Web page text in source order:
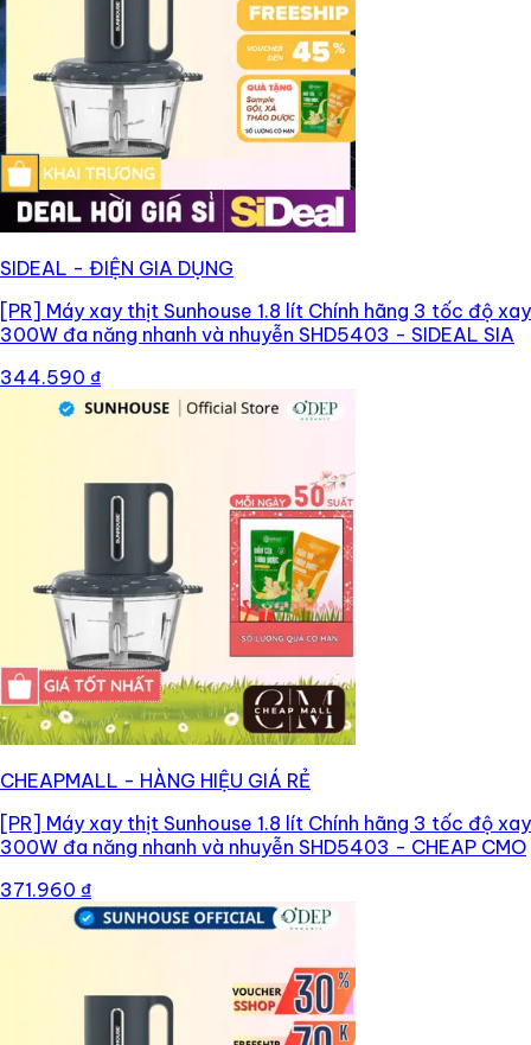
SIDEAL - ĐIỆN GIA DỤNG
[PR] Máy xay thịt Sunhouse 1.8 lít Chính hãng 3 tốc độ xay
300W đa năng nhanh và nhuyễn SHD5403 - SIDEAL SIA
344.590 ₫
CHEAPMALL - HÀNG HIỆU GIÁ RẺ
[PR] Máy xay thịt Sunhouse 1.8 lít Chính hãng 3 tốc độ xay
300W đa năng nhanh và nhuyễn SHD5403 - CHEAP CMO
371.960 ₫